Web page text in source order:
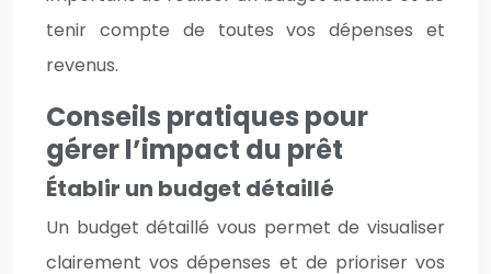
tenir compte de toutes vos dépenses et
revenus.
Conseils pratiques pour
gérer l’impact du prêt
Établir un budget détaillé
Un budget détaillé vous permet de visualiser
clairement vos dépenses et de prioriser vos